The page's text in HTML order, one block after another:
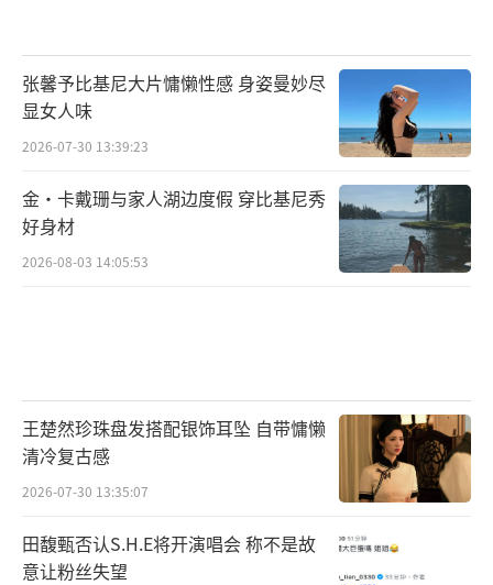
定能给我们带来惊喜。
人鳄大战即刻打响，殊死冒险之旅等你加
入！《鳄梦岛》爱奇艺正在热播！
（责任编辑：郭一
张馨予比基尼大片慵懒性感 身姿曼妙尽
显女人味
2026-07-30 13:39:23
金·卡戴珊与家人湖边度假 穿比基尼秀
好身材
2026-08-03 14:05:53
王楚然珍珠盘发搭配银饰耳坠 自带慵懒
清冷复古感
2026-07-30 13:35:07
田馥甄否认S.H.E将开演唱会 称不是故
意让粉丝失望